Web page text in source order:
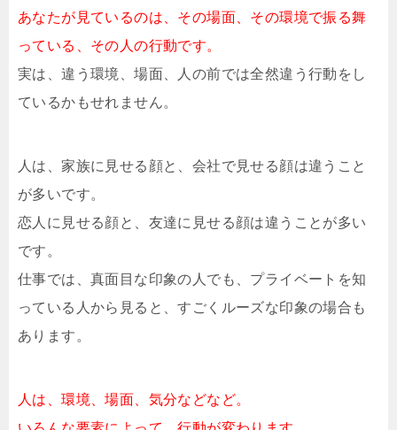
あなたが見ているのは、その場面、その環境で振る舞
っている、その人の行動です。
実は、違う環境、場面、人の前では全然違う行動をし
ているかもせれません。
人は、家族に見せる顔と、会社で見せる顔は違うこと
が多いです。
恋人に見せる顔と、友達に見せる顔は違うことが多い
です。
仕事では、真面目な印象の人でも、プライベートを知
っている人から見ると、すごくルーズな印象の場合も
あります。
人は、環境、場面、気分などなど。